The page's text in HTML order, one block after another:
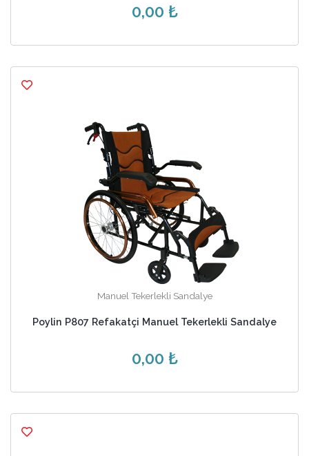
0,00 ₺
Manuel Tekerlekli Sandalye
Poylin P807 Refakatçi Manuel Tekerlekli Sandalye
0,00 ₺